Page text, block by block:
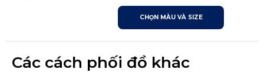
CHỌN MÀU VÀ SIZE
Các cách phối đồ khác